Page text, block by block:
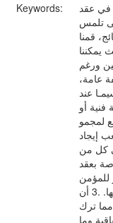
Keywords:
في عقد
تلمس
قمنا
يمكننا
عقد التأمين ورغم
عامة،
عند
فنية أو
لمجمو
إيجاد
العامة. .2 إنه في كل من
بعقد
للمؤمن
أن يشترط إعمال جزاءات أخرى أقسى منها. .3 أن
ترك
وما